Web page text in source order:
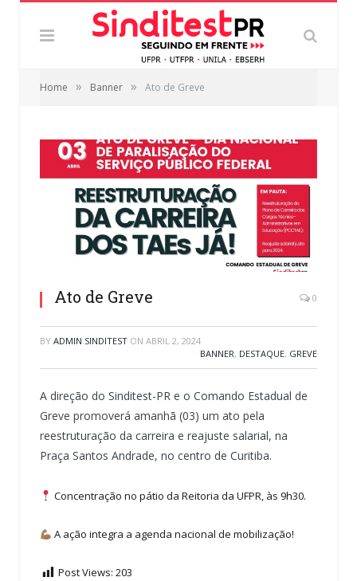
Home » Banner » Ato de Greve
Ato de Greve 0
BY ADMIN SINDITEST ON ABRIL 2, 2024
BANNER, DESTAQUE, GREVE
A direção do Sinditest-PR e o Comando Estadual de
Greve promoverá amanhã (03) um ato pela
reestruturação da carreira e reajuste salarial, na
Praça Santos Andrade, no centro de Curitiba.
Concentração no pátio da Reitoria da UFPR, às 9h30.
A ação integra a agenda nacional de mobilização!
Post Views: 203